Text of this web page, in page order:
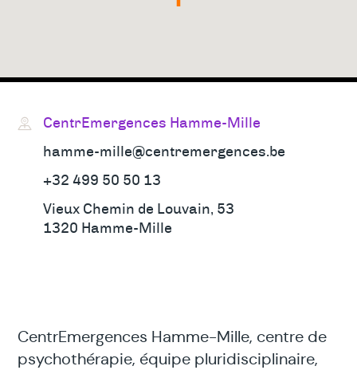
CentrEmergences Hamme-Mille, centre de
psychothérapie, équipe pluridisciplinaire,
Adresses
CentrEmergences Hamme-Mille
hamme-mille@centremergences.be
+32 499 50 50 13
Vieux Chemin de Louvain, 53
1320 Hamme-Mille